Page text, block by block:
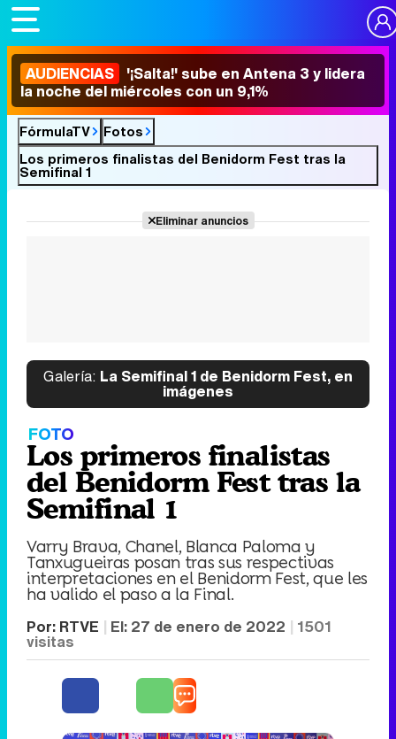
AUDIENCIAS '¡Salta!' sube en Antena 3 y lidera
la noche del miércoles con un 9,1%
FórmulaTV
Fotos
Los primeros finalistas del Benidorm Fest tras la
Semifinal 1
Eliminar anuncios
Galería: La Semifinal 1 de Benidorm Fest, en
imágenes
FOTO
Los primeros finalistas
del Benidorm Fest tras la
Semifinal 1
Varry Brava, Chanel, Blanca Paloma y
Tanxugueiras posan tras sus respectivas
interpretaciones en el Benidorm Fest, que les
ha valido el paso a la Final.
Por: RTVE El: 27 de enero de 2022 1501
visitas